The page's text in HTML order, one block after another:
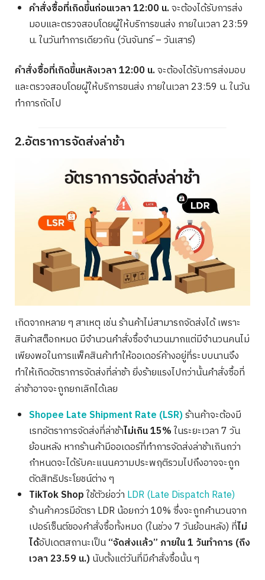
คำสั่งซื้อที่เกิดขึ้นก่อนเวลา 12:00 น.จะต้องได้รับการส่ง
มอบและตรวจสอบโดยผู้ให้บริการขนส่ง ภายในเวลา 23:59
น. ในวันทำการเดียวกัน (วันจันทร์ – วันเสาร์)
คำสั่งซื้อที่เกิดขึ้นหลังเวลา 12:00 น.จะต้องได้รับการส่งมอบ
และตรวจสอบโดยผู้ให้บริการขนส่ง ภายในเวลา 23:59 น. ในวัน
ทำการถัดไป
2.อัตราการจัดส่งล่าช้า
เกิดจากหลาย ๆ สาเหตุ เช่น ร้านค้าไม่สามารถจัดส่งได้ เพราะ
สินค้าสต็อกหมด มีจำนวนคำสั่งซื้อจำนวนมากแต่มีจำนวนคนไม่
เพียงพอในการแพ็คสินค้าทำให้ออเดอร์ค้างอยู่ที่ระบบนานจึง
ทำให้เกิดอัตราการจัดส่งที่ล่าช้า ยิ่งร้ายแรงไปกว่านั้นคำสั่งซื้อที่
ล่าช้าอาจจะถูกยกเลิกได้เลย
Shopee Late Shipment Rate (LSR)ร้านค้าจะต้องมี
เรทอัตราการจัดส่งที่ล่าช้าไม่เกิน 15%ในระยะเวลา 7 วัน
ย้อนหลัง หากร้านค้ามีออเดอร์ที่ทำการจัดส่งล่าช้าเกินกว่า
กำหนดจะได้รับคะแนนความประพฤติรวมไปถึงอาจจะถูก
ตัดสิทธิประโยชน์ต่าง ๆ
TikTok Shopใช้ตัวย่อว่า LDR (Late Dispatch Rate)
ร้านค้าควรมีอัตรา LDR น้อยกว่า 10% ซึ่งจะถูกคำนวนจาก
เปอร์เซ็นต์ของคำสั่งซื้อทั้งหมด (ในช่วง 7 วันย้อนหลัง) ที่ไม่
ได้อัปเดตสถานะเป็น“จัดส่งแล้ว” ภายใน 1 วันทำการ (ถึง
เวลา 23.59 น.)นับตั้งแต่วันที่มีคำสั่งซื้อนั้น ๆ